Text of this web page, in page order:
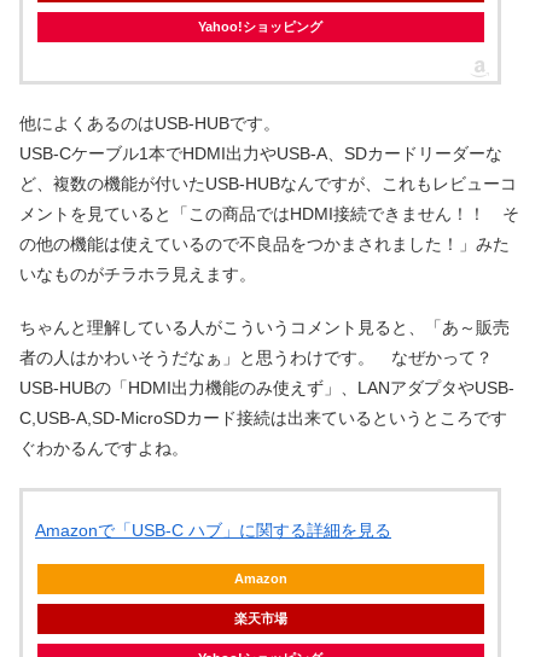
Yahoo!ショッピング
他によくあるのはUSB-HUBです。
USB-Cケーブル1本でHDMI出力やUSB-A、SDカードリーダーな
ど、複数の機能が付いたUSB-HUBなんですが、これもレビューコ
メントを見ていると「この商品ではHDMI接続できません！！ そ
の他の機能は使えているので不良品をつかまされました！」みた
いなものがチラホラ見えます。
ちゃんと理解している人がこういうコメント見ると、「あ～販売
者の人はかわいそうだなぁ」と思うわけです。 なぜかって？
USB-HUBの「HDMI出力機能のみ使えず」、LANアダプタやUSB-
C,USB-A,SD-MicroSDカード接続は出来ているというところです
ぐわかるんですよね。
Amazonで「USB-C ハブ」に関する詳細を見る
Amazon
楽天市場